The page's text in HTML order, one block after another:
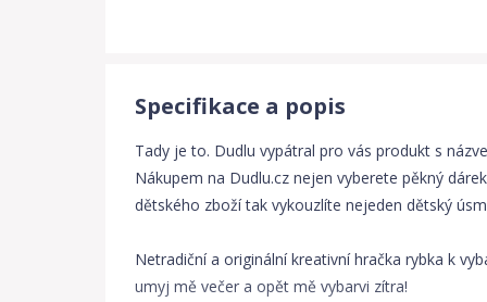
Specifikace a popis
Tady je to. Dudlu vypátral pro vás produkt s
Nákupem na Dudlu.cz nejen vyberete pěkný
dětského zboží tak vykouzlíte nejeden dětský
Netradiční a originální kreativní hračka rybka k
umyj mě večer a opět mě vybarvi zítra!